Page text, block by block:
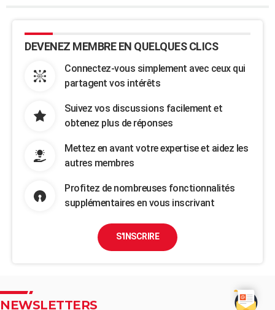
DEVENEZ MEMBRE EN QUELQUES CLICS
Connectez-vous simplement avec ceux qui
partagent vos intérêts
Suivez vos discussions facilement et
obtenez plus de réponses
Mettez en avant votre expertise et aidez les
autres membres
Profitez de nombreuses fonctionnalités
supplémentaires en vous inscrivant
S'INSCRIRE
NEWSLETTERS